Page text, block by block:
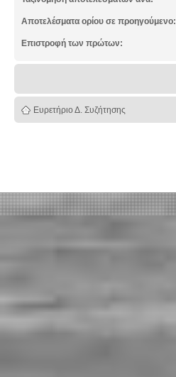
Αποτελέσματα ορίου σε προηγούμενο:
Επιστροφή των πρώτων:
Ευρετήριο Δ. Συζήτησης